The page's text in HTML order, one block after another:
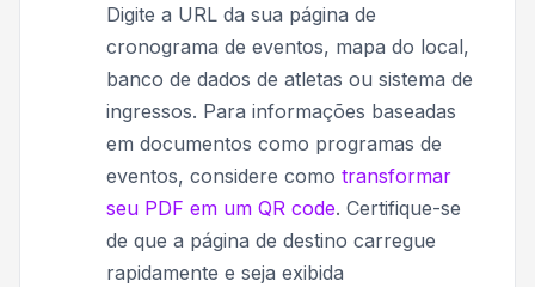
Digite a URL da sua página de
cronograma de eventos, mapa do local,
banco de dados de atletas ou sistema de
ingressos. Para informações baseadas
em documentos como programas de
eventos, considere como transformar
seu PDF em um QR code. Certifique-se
de que a página de destino carregue
rapidamente e seja exibida